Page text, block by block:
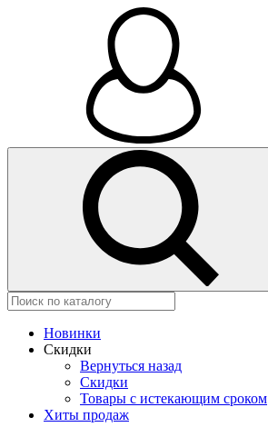
Новинки
Скидки
Вернуться назад
Скидки
Товары с истекающим сроком
Хиты продаж